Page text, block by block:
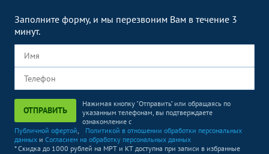
Заполните форму, и мы перезвоним Вам в течение 3
минут.
ОТПРАВИТЬ
Нажимая кнопку "Отправить" или обращаясь по
указанным телефонам, вы подтверждаете
ознакомление с
Публичной офертой,
Политикой в отношении обработки персональных
данных и Согласием на обработку персональных данных
* Скидка до 1000 рублей на МРТ и КТ доступна при записи в избранные